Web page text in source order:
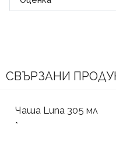
СВЪРЗАНИ
Чаша Luna 305 мл
*